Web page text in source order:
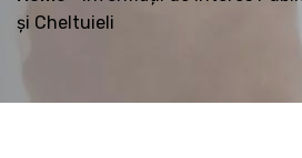
şi Cheltuieli